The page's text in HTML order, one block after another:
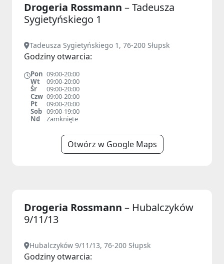
Drogeria Rossmann – Tadeusza
Sygietyńskiego 1
Tadeusza Sygietyńskiego 1, 76-200 Słupsk
Godziny otwarcia:
Pon 09:00-20:00
Wt
09:00-20:00
Śr
09:00-20:00
Czw 09:00-20:00
Pt
09:00-20:00
Sob 09:00-19:00
Nd
Zamknięte
Otwórz w Google Maps
Drogeria Rossmann – Hubalczyków
9/11/13
Hubalczyków 9/11/13, 76-200 Słupsk
Godziny otwarcia: